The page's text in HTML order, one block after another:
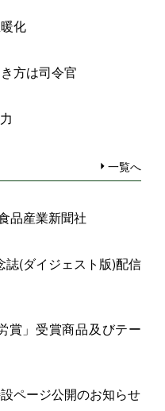
化
方は司令官
一覧へ
品産業新聞社
(ダイジェスト版)配信
賞」受賞商品及びテー
ページ公開のお知らせ